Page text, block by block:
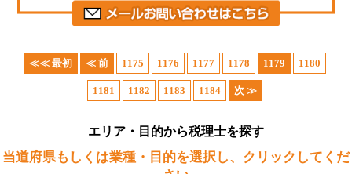
≪≪ 最初 ≪ 前 1175 1176 1177 1178 1179 1180
1181 1182 1183 1184 次 ≫
エリア・目的から税理士を探す
当道府県もしくは業種・目的を選択し、クリックしてくだ